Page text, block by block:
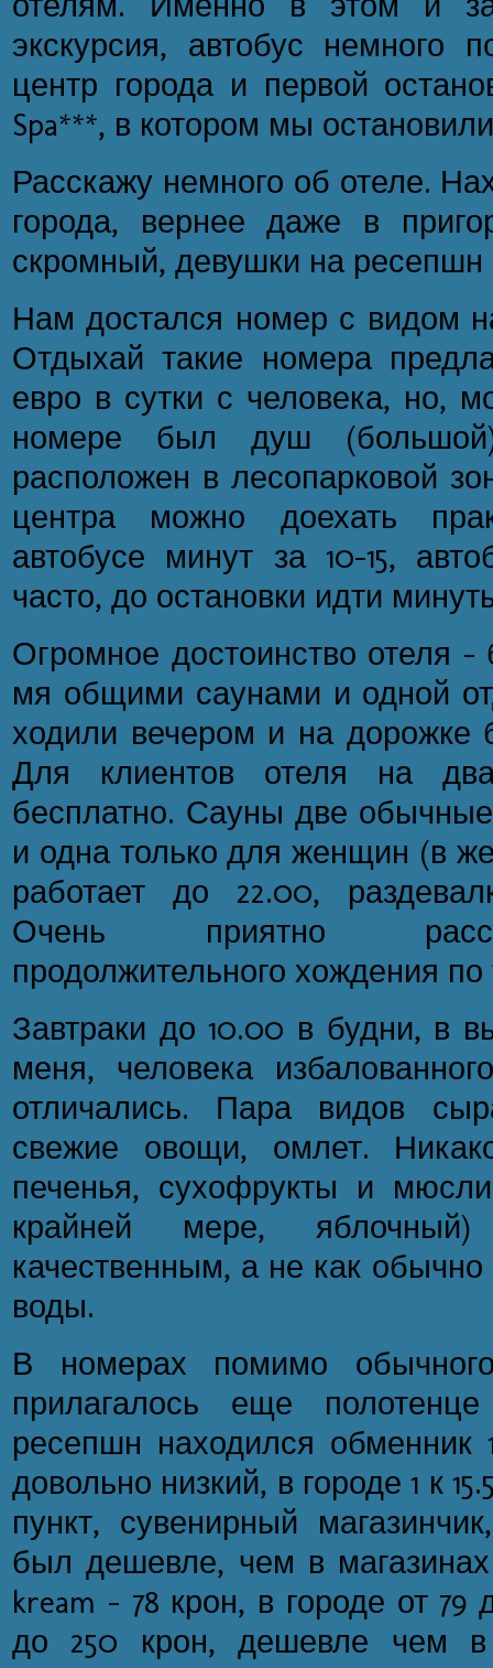
экскурсия, автобус немного
центр города и первой
Spa***, в котором мы
Расскажу немного об отеле.
города, вернее даже в
скромный, девушки на ресепшн
Нам достался номер с видом
Отдыхай такие номера
евро в сутки с человека, но,
номере был душ
расположен в лесопарковой
центра можно доехать
автобусе минут за 10-15,
часто, до остановки идти
Огромное достоинство отеля
мя общими саунами и одной
ходили вечером и на дорожке
Для клиентов отеля на
бесплатно. Сауны две
и одна только для женщин (в
работает до 22.00,
Очень приятно
продолжительного хождения
Завтраки до 10.00 в будни, в
меня, человека
отличались. Пара видов
свежие овощи, омлет.
печенья, сухофрукты и
крайней мере,
качественным, а не как
воды.
В номерах помимо
прилагалось еще
ресепшн находился обменник
довольно низкий, в городе 1 к
пункт, сувенирный
был дешевле, чем в
kream - 78 крон, в городе от 79
до 250 крон, дешевле чем в